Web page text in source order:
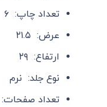
تعداد چاپ: ۶
عرض: ۲۱.۵
ارتفاع: ۲۹
نوع جلد: نرم
تعداد صفحات: ۱۷۶